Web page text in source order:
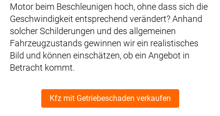
Motor beim Beschleunigen hoch, ohne dass sich die
Geschwindigkeit entsprechend verändert? Anhand
solcher Schilderungen und des allgemeinen
Fahrzeugzustands gewinnen wir ein realistisches
Bild und können einschätzen, ob ein Angebot in
Betracht kommt.
Kfz mit Getriebeschaden verkaufen